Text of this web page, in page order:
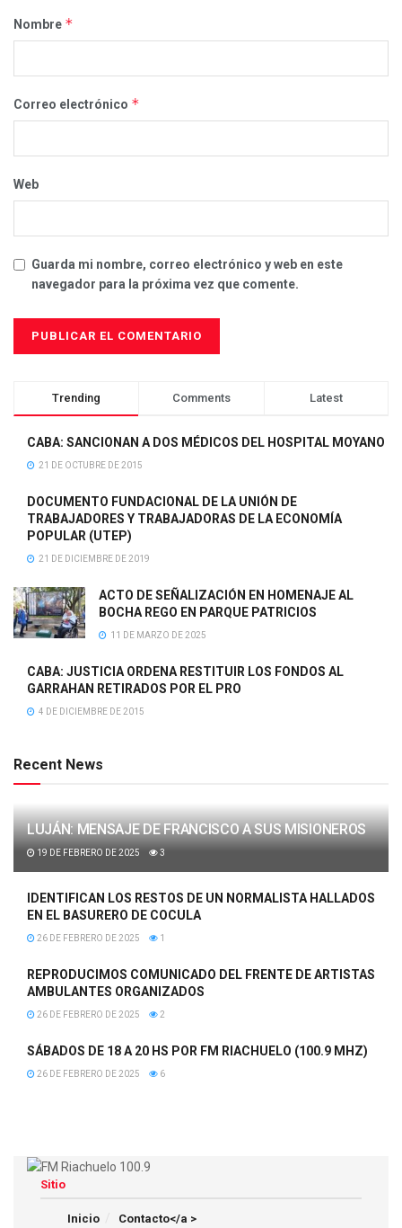
Nombre *
Correo electrónico *
Web
Guarda mi nombre, correo electrónico y web en este
navegador para la próxima vez que comente.
Trending Comments Latest
CABA: SANCIONAN A DOS MÉDICOS DEL HOSPITAL MOYANO
21 DE OCTUBRE DE 2015
DOCUMENTO FUNDACIONAL DE LA UNIÓN DE
TRABAJADORES Y TRABAJADORAS DE LA ECONOMÍA
POPULAR (UTEP)
21 DE DICIEMBRE DE 2019
ACTO DE SEÑALIZACIÓN EN HOMENAJE AL
BOCHA REGO EN PARQUE PATRICIOS
11 DE MARZO DE 2025
CABA: JUSTICIA ORDENA RESTITUIR LOS FONDOS AL
GARRAHAN RETIRADOS POR EL PRO
4 DE DICIEMBRE DE 2015
Recent News
LUJÁN: MENSAJE DE FRANCISCO A SUS MISIONEROS
19 DE FEBRERO DE 2025 3
IDENTIFICAN LOS RESTOS DE UN NORMALISTA HALLADOS
EN EL BASURERO DE COCULA
26 DE FEBRERO DE 2025 1
REPRODUCIMOS COMUNICADO DEL FRENTE DE ARTISTAS
AMBULANTES ORGANIZADOS
26 DE FEBRERO DE 2025 2
SÁBADOS DE 18 A 20 HS POR FM RIACHUELO (100.9 MHZ)
26 DE FEBRERO DE 2025 6
Sitio
Inicio Contacto</a >